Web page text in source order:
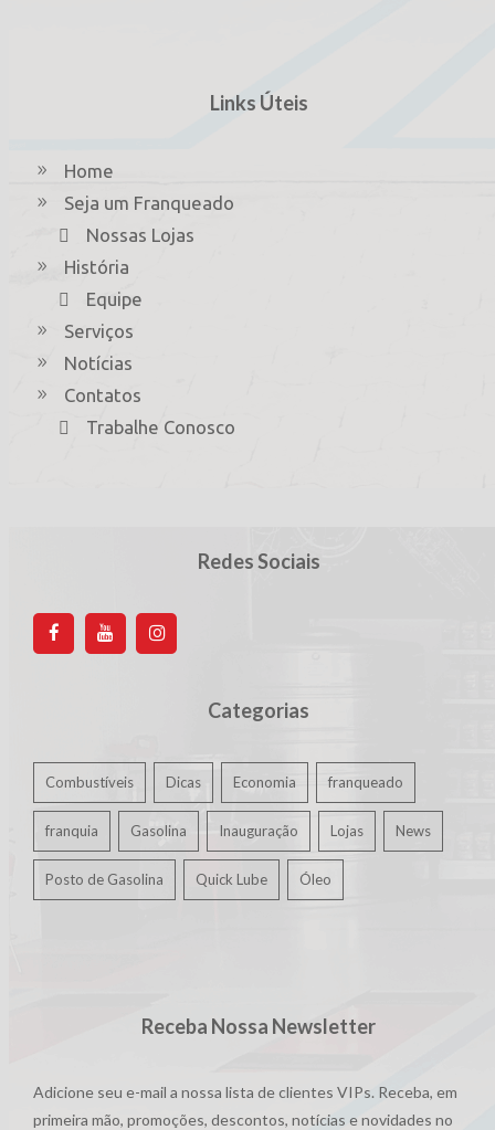
Links Úteis
Home
Seja um Franqueado
Nossas Lojas
História
Equipe
Serviços
Notícias
Contatos
Trabalhe Conosco
Redes Sociais
Categorias
Combustíveis Dicas Economia franqueado
franquia Gasolina Inauguração Lojas News
Posto de Gasolina Quick Lube Óleo
Receba Nossa Newsletter
Adicione seu e-mail a nossa lista de clientes VIPs. Receba, em
primeira mão, promoções, descontos, notícias e novidades no